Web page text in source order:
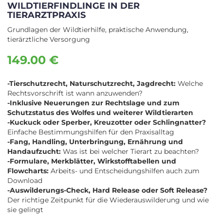
WILDTIERFINDLINGE IN DER
TIERARZTPRAXIS
Grundlagen der Wildtierhilfe, praktische Anwendung,
tierärztliche Versorgung
149.00 €
-Tierschutzrecht, Naturschutzrecht, Jagdrecht: Welche
Rechtsvorschrift ist wann anzuwenden?
-Inklusive Neuerungen zur Rechtslage und zum
Schutzstatus des Wolfes und weiterer Wildtierarten
-Kuckuck oder Sperber, Kreuzotter oder Schlingnatter?
Einfache Bestimmungshilfen für den Praxisalltag
-Fang, Handling, Unterbringung, Ernährung und
Handaufzucht: Was ist bei welcher Tierart zu beachten?
-Formulare, Merkblätter, Wirkstofftabellen und
Flowcharts: Arbeits- und Entscheidungshilfen auch zum
Download
-Auswilderungs-Check, Hard Release oder Soft Release?
Der richtige Zeitpunkt für die Wiederauswilderung und wie
sie gelingt